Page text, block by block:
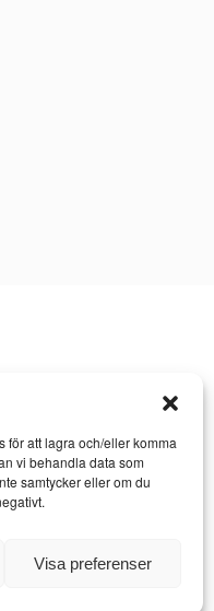
för att lagra och/eller komma
vi behandla data som
samtycker eller om du
Visa preferenser